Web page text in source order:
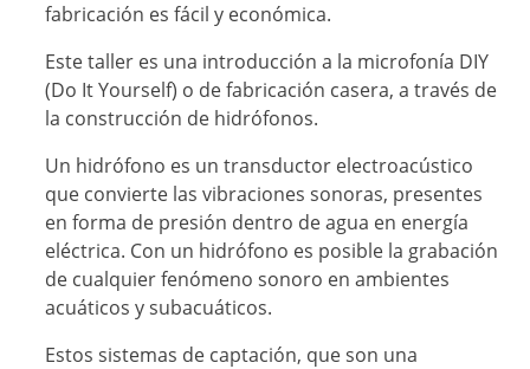
fabricación es fácil y económica.
Este taller es una introducción a la microfonía DIY
(Do It Yourself) o de fabricación casera, a través de
la construcción de hidrófonos.
Un hidrófono es un transductor electroacústico
que convierte las vibraciones sonoras, presentes
en forma de presión dentro de agua en energía
eléctrica. Con un hidrófono es posible la grabación
de cualquier fenómeno sonoro en ambientes
acuáticos y subacuáticos.
Estos sistemas de captación, que son una